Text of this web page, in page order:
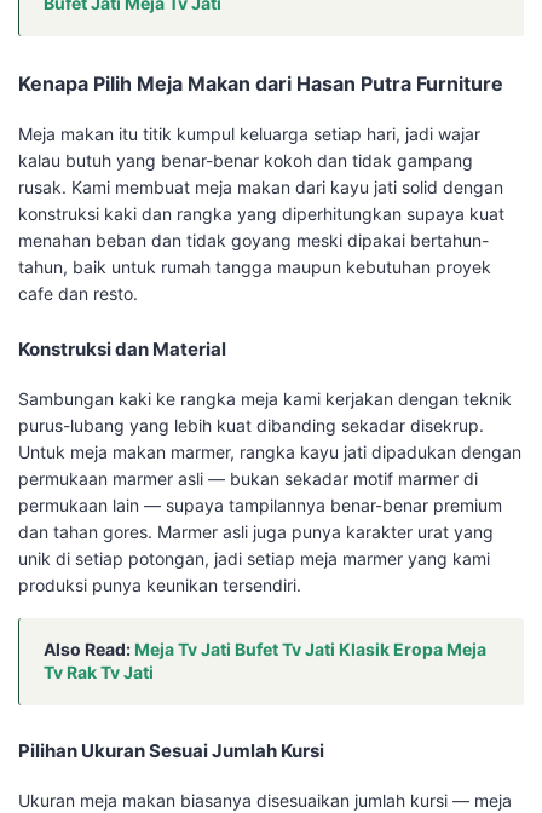
Kenapa Pilih Meja Makan dari Hasan Putra Furniture
Meja makan itu titik kumpul keluarga setiap hari, jadi wajar
kalau butuh yang benar-benar kokoh dan tidak gampang
rusak. Kami membuat meja makan dari kayu jati solid dengan
konstruksi kaki dan rangka yang diperhitungkan supaya kuat
menahan beban dan tidak goyang meski dipakai bertahun-
tahun, baik untuk rumah tangga maupun kebutuhan proyek
cafe dan resto.
Konstruksi dan Material
Sambungan kaki ke rangka meja kami kerjakan dengan teknik
purus-lubang yang lebih kuat dibanding sekadar disekrup.
Untuk meja makan marmer, rangka kayu jati dipadukan dengan
permukaan marmer asli — bukan sekadar motif marmer di
permukaan lain — supaya tampilannya benar-benar premium
dan tahan gores. Marmer asli juga punya karakter urat yang
unik di setiap potongan, jadi setiap meja marmer yang kami
produksi punya keunikan tersendiri.
Also Read:Meja Tv Jati Bufet Tv Jati Klasik Eropa Meja
Tv Rak Tv Jati
Pilihan Ukuran Sesuai Jumlah Kursi
Ukuran meja makan biasanya disesuaikan jumlah kursi — meja